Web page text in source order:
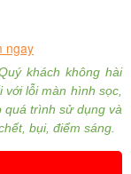
ngay
khách không hài
lỗi màn hình sọc,
quá trình sử dụng và
bụi, điểm sáng.